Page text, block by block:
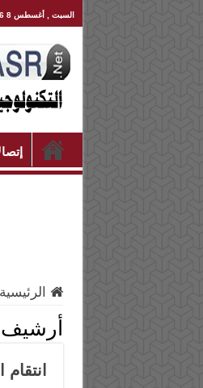
السبت , أغسطس 8 2026
الرئيسية
أرشيف